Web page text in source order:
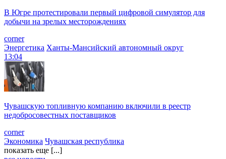
В Югре протестировали первый цифровой симулятор для
добычи на зрелых месторождениях
corner
Энергетика Ханты-Мансийский автономный округ
13:04
Чувашскую топливную компанию включили в реестр
недобросовестных поставщиков
corner
Экономика Чувашская республика
показать еще [...]